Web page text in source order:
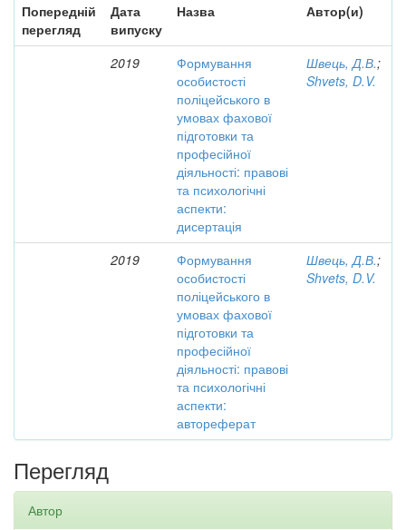
Попередній
перегляд
Дата
випуску
Назва Автор(и)
2019
Формування
особистості
поліцейського в
умовах фахової
підготовки та
професійної
діяльності: правові
та психологічні
аспекти:
дисертація
Швець, Д.В.;
Shvets, D.V.
2019
Формування
особистості
поліцейського в
умовах фахової
підготовки та
професійної
діяльності: правові
та психологічні
аспекти:
автореферат
Швець, Д.В.;
Shvets, D.V.
Перегляд
Автор